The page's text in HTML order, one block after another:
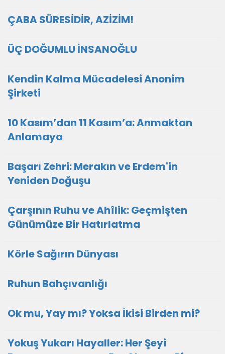
ÇABA SÜRESİDİR, AZİZİM!
ÜÇ DOĞUMLU İNSANOĞLU
Kendin Kalma Mücadelesi Anonim
Şirketi
10 Kasım’dan 11 Kasım’a: Anmaktan
Anlamaya
Başarı Zehri: Merakın ve Erdem'in
Yeniden Doğuşu
Çarşının Ruhu ve Ahîlik: Geçmişten
Günümüze Bir Hatırlatma
Körle Sağırın Dünyası
Ruhun Bahçıvanlığı
Ok mu, Yay mı? Yoksa İkisi Birden mi?
Yokuş Yukarı Hayaller: Her Şeyi